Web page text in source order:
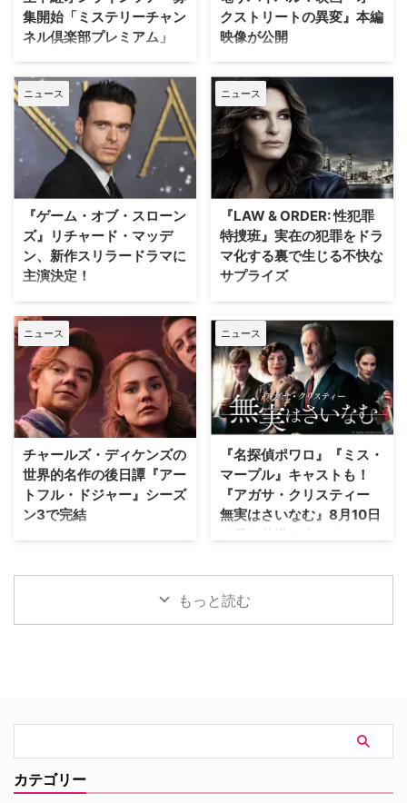
集開始「ミステリーチャン
ネル倶楽部プレミアム」
日本唯一のミステリードラマ専門
チャンネル「ミステリーチャンネ
ル」は、現地体験型アクティビテ
ィ専門予約サイト「ベルトラ」特
別協力のもと、8月20日（木）19
時よりパリ生中継オンラインツア
ーを開催する。「ミステリーチャ
ンネル倶楽部プレミアム」会員の
アムなオンライン体験の申込受付
が開始となった。 パリが舞台の
ドラマで主人公たちが歩いた景色
を、リアルタイムで堪能 8月5日
ーチャンネル倶楽部プレミアム」
は、ミステリーの世界を味わい尽
くすために誕生した特別 …
クストリートの異変』本編
映像が公開
J.J.エイブラムスが製作プロデュ
ーサーを務め、アン・ハサウェ
イ、ユアン・マクレガーが共演す
る映画『オークストリートの異
変』の公開に先立ち、迫力満点な
新ビジュアルと、本編映像が公開
された。 アン・ハサウェイとユ
アン・マクレガーが恐竜から逃げ
ザー映像の公開時から、その正体
がほとんど明かされないミステリ
アスな世界観で映画ファンの注目
を集めていた本作。続く本予告で
の家族”がどのように逃げ延びる
かを描いていることが明らかとな
…
ニュース
『ゲーム・オブ・スローン
ズ』リチャード・マッデ
ン、新作スリラードラマに
主演決定！
大ヒットドラマ『ゲーム・オブ・
スローンズ』のロブ・スターク役
でブレイクしたリチャード・マッ
デンが、新作スリラードラマ
『Trauma（原題）』に主演する
ことが分かった。米Varietyが伝
えている。 『ダイ・ハード』
×『ER』！？医療アクションドラ
マ 『Trauma』は、テロリストが
ロンドンの病院を占拠し、手術中
の首相を人質に取るところからス
タート。元英国海兵隊の衛生兵
で、現在は救急外来の医師である
め、病院内を徐々に制圧してい
ニュース
『LAW & ORDER: 性犯罪
特捜班』実在の犯罪をドラ
マ化する裏で生じる不快な
サプライズ
ロングランヒットを誇る犯罪捜査
ドラマ『LAW & ORDER』シリー
ズ。本作の最大の魅力の一つは、
実際に起きた事件に着想を得たリ
アリティあふれるストーリー展開
にある。しかし、その裏側では、
自身の悲劇がドラマ化されること
を放送直前まで知らされない実在
の被害者たちが、「極めて不快な
サプライズ」に晒され続けている
というのだ。 実話事件を無断で
ドラマ化？ 1990年にNBCの旗艦
番組『LAW & ORDER』の脚本家
ORDER クリミナル・インテン
ニュース
チャールズ・ディケンズの
世界的名作の後日譚『アー
トフル・ドジャー』シーズ
ン3で完結
Disney+（ディズニープラス）で
のオリジナル作品『アートフル・
ドジャー』が、シーズン3へ更新
されることが決定した。なお、同
シーズンが作品のファイナルシー
アを舞台にした大ヒットドラマ。
スリの才能を持つ主人公ジャッ
ク・ドーキンス（通称：ドジャ
ニュース
『名探偵ポワロ』『ミス・
マープル』キャストも！
『アガサ・クリスティー
無実はさいなむ』8月10日
（月）放送スタート
クリスティーによる小説をもとに
した『アガサ・クリスティー 無
実はさいなむ』が、NHK BSプレ
邦題で映画が作られたことも。そ
の際には、ドナルド・サザーラン
ド、フェイ・ダナウェイ、クリス
ていた。 今回のドラマ版のキャ
もっと読む
カテゴリー